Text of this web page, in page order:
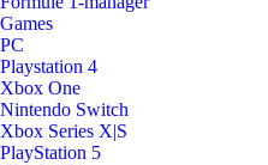
Games
PC
Playstation 4
Xbox One
Nintendo Switch
Xbox Series X|S
PlayStation 5